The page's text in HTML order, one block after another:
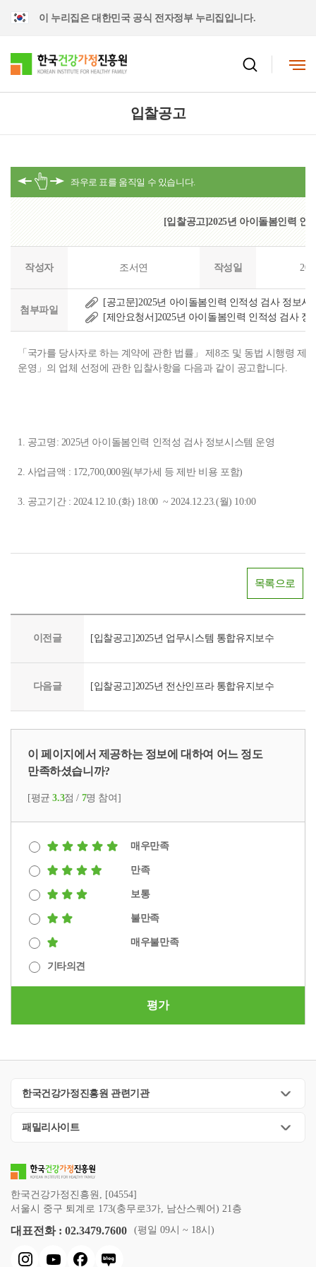
이 누리집은 대한민국 공식 전자정부 누리집입니다.
입찰공고
[입찰공고]2025년 아이돌봄인력 인
작성자 조서연 작성일
첨부파일
[공고문]2025년 아이돌봄인력 인적성 검사 정보시
[제안요청서]2025년 아이돌봄인력 인적성 검사 정
「국가를 당사자로 하는 계약에 관한 법률」 제8조 및 동법 시행령 제
운영」의 업체 선정에 관한 입찰사항을 다음과 같이 공고합니다.
1. 공고명: 2025년 아이돌봄인력 인적성 검사 정보시스템 운영
2. 사업금액 : 172,700,000원(부가세 등 제반 비용 포함)
3. 공고기간 : 2024.12.10.(화) 18:00 ~ 2024.12.23.(월) 10:00
목록으로
이전글 [입찰공고]2025년 업무시스템 통합유지보수
다음글 [입찰공고]2025년 전산인프라 통합유지보수
이 페이지에서 제공하는 정보에 대하여 어느 정도
만족하셨습니까?
[평균3.3점 / 7명 참여]
매우만족
만족
보통
불만족
매우불만족
기타의견
평가
한국건강가정진흥원 관련기관
패밀리사이트
한국건강가정진흥원, [04554]
서울시 중구 퇴계로 173(충무로3가, 남산스퀘어) 21층
대표전화 : 02.3479.7600 (평일 09시 ~ 18시)